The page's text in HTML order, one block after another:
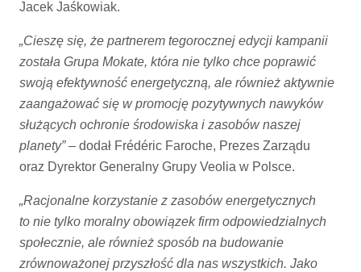
Jacek Jaśkowiak.
„Cieszę się, że partnerem tegorocznej edycji kampanii
została Grupa Mokate, która nie tylko chce poprawić
swoją efektywność energetyczną, ale również aktywnie
zaangażować się w promocję pozytywnych nawyków
służących ochronie środowiska i zasobów naszej
planety”– dodał Frédéric Faroche, Prezes Zarządu
oraz Dyrektor Generalny Grupy Veolia w Polsce.
„Racjonalne korzystanie z zasobów energetycznych
to nie tylko moralny obowiązek firm odpowiedzialnych
społecznie, ale również sposób na budowanie
zrównoważonej przyszłość dla nas wszystkich. Jako